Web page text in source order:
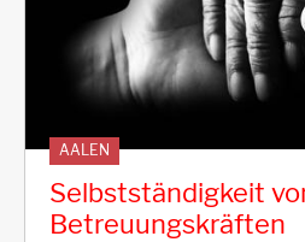
AALEN
Selbstständigkeit
Betreuungskräften